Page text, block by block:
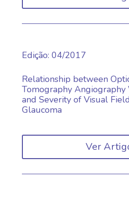
Edição: 04/2017
Relationship between
Tomography Angiography
and Severity of Visual
Glaucoma
Ver